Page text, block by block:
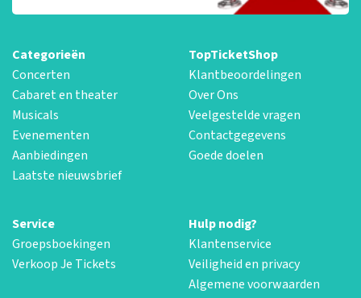
Categorieën
Concerten
Cabaret en theater
Musicals
Evenementen
Aanbiedingen
Laatste nieuwsbrief
TopTicketShop
Klantbeoordelingen
Over Ons
Veelgestelde vragen
Contactgegevens
Goede doelen
Service
Groepsboekingen
Verkoop Je Tickets
Hulp nodig?
Klantenservice
Veiligheid en privacy
Algemene voorwaarden